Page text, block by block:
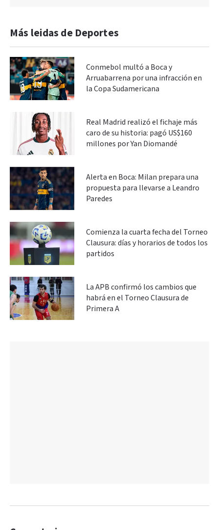
Más leidas de Deportes
Conmebol multó a Boca y
Arruabarrena por una infracción en
la Copa Sudamericana
Real Madrid realizó el fichaje más
caro de su historia: pagó US$160
millones por Yan Diomandé
Alerta en Boca: Milan prepara una
propuesta para llevarse a Leandro
Paredes
Comienza la cuarta fecha del Torneo
Clausura: días y horarios de todos los
partidos
La APB confirmó los cambios que
habrá en el Torneo Clausura de
Primera A